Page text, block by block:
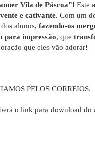
Vila de Páscoa”! Este
e cativante. Com um
alunos, fazendo-os
para impressão, que
que eles vão adorar!
PELOS CORREIOS.
o link para download